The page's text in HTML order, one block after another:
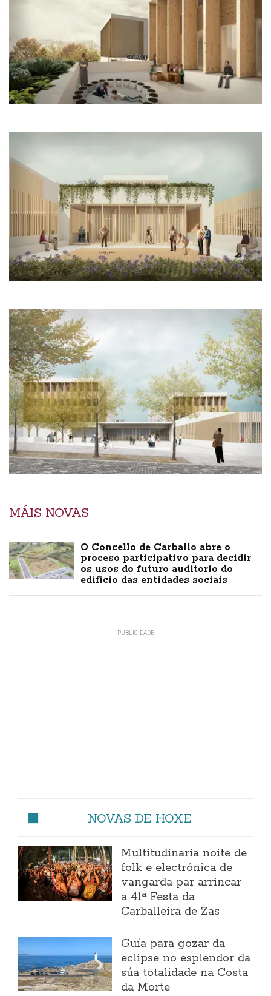
MÁIS NOVAS
O Concello de Carballo abre o
proceso participativo para decidir
os usos do futuro auditorio do
edificio das entidades sociais
NOVAS DE HOXE
Multitudinaria noite de
folk e electrónica de
vangarda par arrincar
a 41ª Festa da
Carballeira de Zas
Guía para gozar da
eclipse no esplendor da
súa totalidade na Costa
da Morte